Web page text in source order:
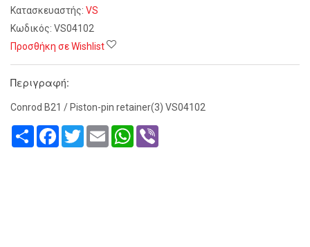
Κατασκευαστής: VS
Κωδικός: VS04102
Προσθήκη σε Wishlist
Περιγραφή:
Conrod B21 / Piston-pin retainer(3) VS04102
Share FacebookTwitterEmail WhatsApp